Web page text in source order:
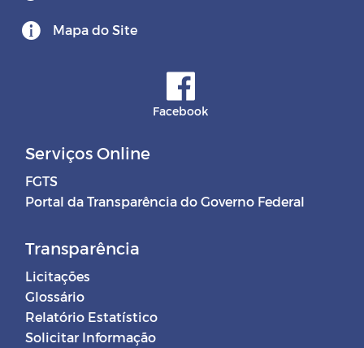
Mapa do Site
Facebook
Serviços Online
FGTS
Portal da Transparência do Governo Federal
Transparência
Licitações
Glossário
Relatório Estatístico
Solicitar Informação